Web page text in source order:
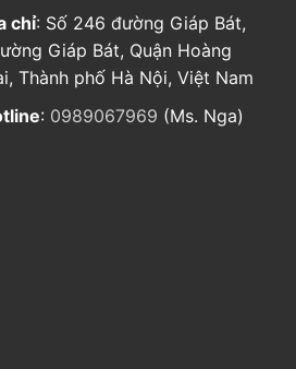
chỉ: Số 246 đường Giáp Bát,
Giáp Bát, Quận Hoàng
Thành phố Hà Nội, Việt Nam
: 0989067969 (Ms. Nga)